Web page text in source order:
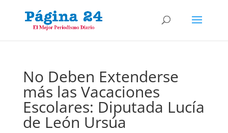
No Deben Extenderse
más las Vacaciones
Escolares: Diputada Lucía
de León Ursúa